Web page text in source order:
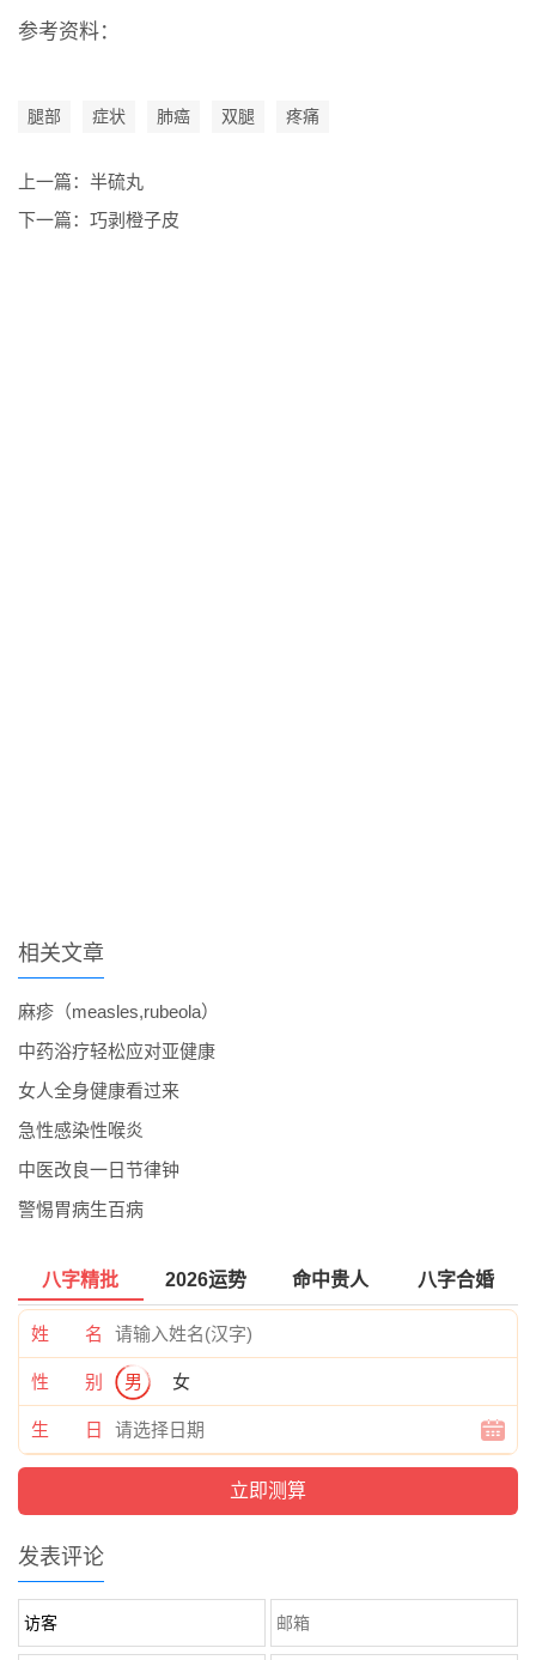
参考资料：
腿部 症状 肺癌 双腿 疼痛
上一篇： 半硫丸
下一篇： 巧剥橙子皮
相关文章
麻疹（measles,rubeola）
中药浴疗轻松应对亚健康
女人全身健康看过来
急性感染性喉炎
中医改良一日节律钟
警惕胃病生百病
八字精批 2026运势 命中贵人 八字合婚
姓 名
性 别 男 女
生 日
发表评论